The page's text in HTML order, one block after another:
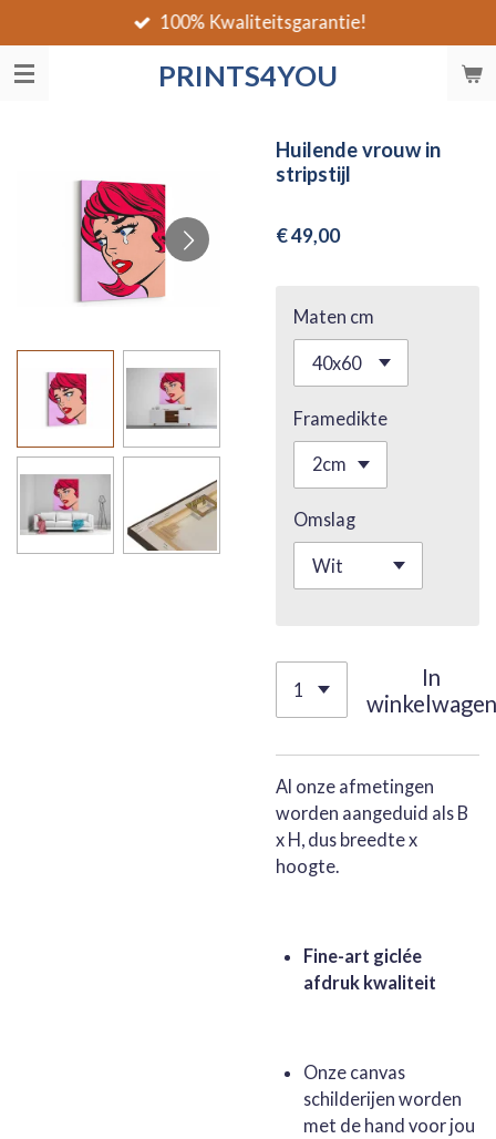
direct
naar
PRINTS4YOU
100% Kwaliteitsgarantie!
Huilende vrouw in
stripstijl
€ 49,00
Maten cm
Framedikte
Omslag
In
winkelwagen
Al onze afmetingen
worden aangeduid als B
x H, dus breedte x
hoogte.
Fine-art giclée
afdruk kwaliteit
Onze canvas
schilderijen worden
met de hand voor jou